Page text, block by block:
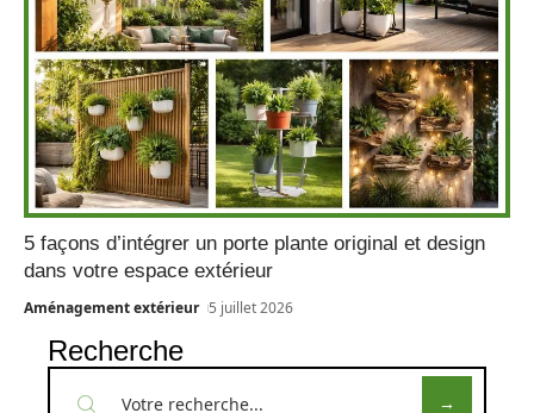
5 façons d’intégrer un porte plante original et design
dans votre espace extérieur
Aménagement extérieur 5 juillet 2026
Recherche